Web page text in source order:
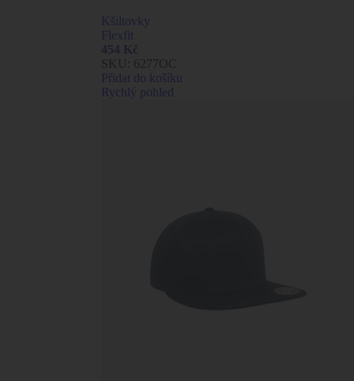
Kšiltovky
Flexfit
SKU: 6277OC
Přidat do košíku
Rychlý pohled